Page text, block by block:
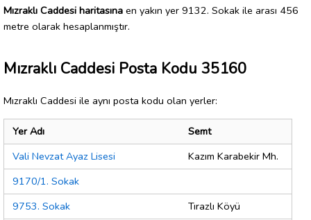
Mızraklı Caddesi haritasına en yakın yer 9132. Sokak ile arası 456
metre olarak hesaplanmıştır.
Mızraklı Caddesi Posta Kodu 35160
Mızraklı Caddesi ile aynı posta kodu olan yerler:
Yer Adı
Semt
Vali Nevzat Ayaz Lisesi
Kazım Karabekir Mh.
9170/1. Sokak
9753. Sokak
Tırazlı Köyü